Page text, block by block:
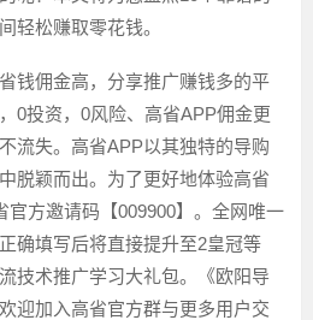
轻松赚取零花钱。
钱佣金高，分享推广赚钱多的平
0投资，0风险、高省APP佣金更
流失。高省APP以其独特的导购
脱颖而出。为了更好地体验高省
官方邀请码【009900】。全网唯一
确填写后将直接提升至2皇冠等
技术推广学习大礼包。《欧阳导
迎加入高省官方群与更多用户交